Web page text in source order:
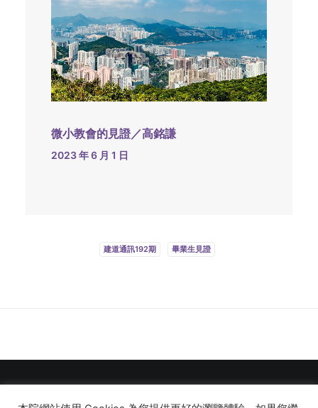
微小教會的見證／高銘謙
2023 年 6 月 1 日
建道通訊192期 畢業生見證